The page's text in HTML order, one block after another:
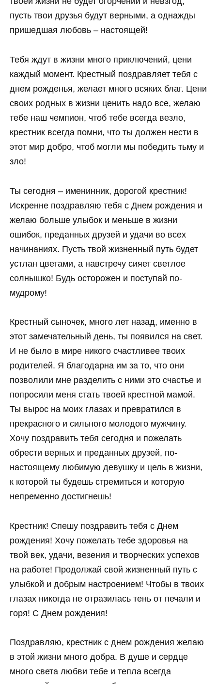
пусть твои друзья будут верными, а однажды
пришедшая любовь – настоящей!
Тебя ждут в жизни много приключений, цени
каждый момент. Крестный поздравляет тебя с
днем рожденья, желает много всяких благ. Цени
своих родных в жизни ценить надо все, желаю
тебе наш чемпион, чтоб тебе всегда везло,
крестник всегда помни, что ты должен нести в
этот мир добро, чтоб могли мы победить тьму и
зло!
Ты сегодня – именинник, дорогой крестник!
Искренне поздравляю тебя с Днем рождения и
желаю больше улыбок и меньше в жизни
ошибок, преданных друзей и удачи во всех
начинаниях. Пусть твой жизненный путь будет
устлан цветами, а навстречу сияет светлое
солнышко! Будь осторожен и поступай по-
мудрому!
Крестный сыночек, много лет назад, именно в
этот замечательный день, ты появился на свет.
И не было в мире никого счастливее твоих
родителей. Я благодарна им за то, что они
позволили мне разделить с ними это счастье и
попросили меня стать твоей крестной мамой.
Ты вырос на моих глазах и превратился в
прекрасного и сильного молодого мужчину.
Хочу поздравить тебя сегодня и пожелать
обрести верных и преданных друзей, по-
настоящему любимую девушку и цель в жизни,
к которой ты будешь стремиться и которую
непременно достигнешь!
Крестник! Спешу поздравить тебя с Днем
рождения! Хочу пожелать тебе здоровья на
твой век, удачи, везения и творческих успехов
на работе! Продолжай свой жизненный путь с
улыбкой и добрым настроением! Чтобы в твоих
глазах никогда не отразилась тень от печали и
горя! С Днем рождения!
Поздравляю, крестник с днем рождения желаю
в этой жизни много добра. В душе и сердце
много света любви тебе и тепла всегда